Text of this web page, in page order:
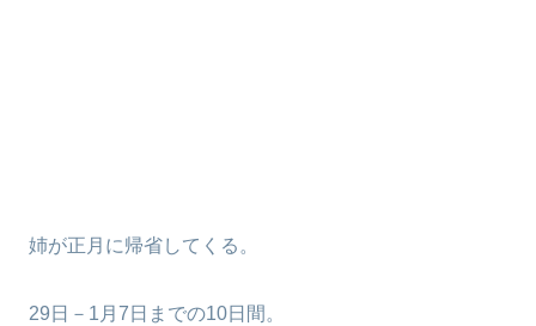
姉が正月に帰省してくる。
29日－1月7日までの10日間。